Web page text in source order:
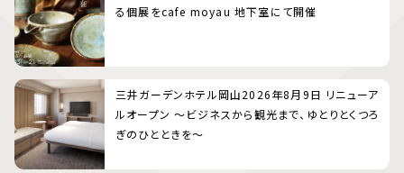
る個展をcafe moyau 地下室にて開催
三井ガーデンホテル岡山2026年8月9日 リニューア
ルオープン 〜ビジネスから観光まで、ゆとりとくつろ
ぎのひとときを〜